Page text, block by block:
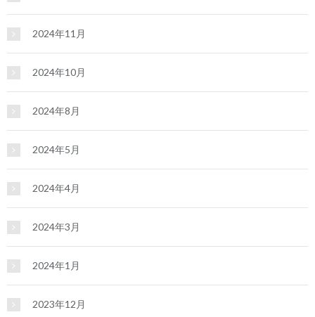
2024年11月
2024年10月
2024年8月
2024年5月
2024年4月
2024年3月
2024年1月
2023年12月